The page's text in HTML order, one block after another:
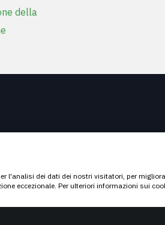
della
l'analisi dei dati dei nostri visitatori, per
eccezionale. Per ulteriori informazioni sui